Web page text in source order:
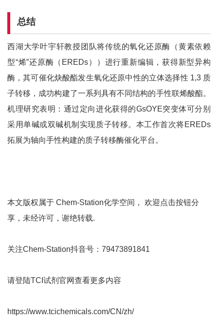
总结
西湖大学叶宇轩教授团队将传统的氧化还原酶（黄素依赖
型“烯”还原酶（EREDs））进行重新编辑，获得新型异构
酶，其可催化炔酸酯发生氧化还原中性的立体选择性 1,3 质
子转移，成功构建了一系列具有不同结构的手性联烯酸酯。
机理研究表明：通过定向进化获得的GsOYE突变体可分别
采用单碱或双碱机制实现质子转移。本工作首次将EREDs
拓展为轴向手性构建的质子转移酶催化平台。
本文版权属于 Chem-Station化学空间， 欢迎点击按钮分
享，未经许可，谢绝转载.
关注Chem-Station抖音号：79473891841
请登陆TCI试剂官网查看更多内容
https://www.tcichemicals.com/CN/zh/